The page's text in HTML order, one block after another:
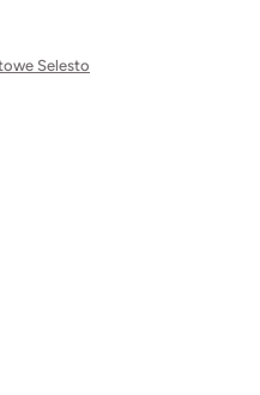
Selesto